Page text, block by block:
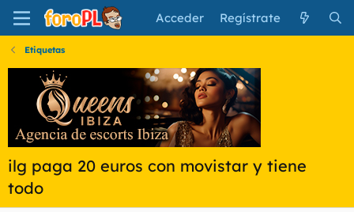
Acceder Regístrate
Etiquetas
ilg paga 20 euros con movistar y tiene
todo